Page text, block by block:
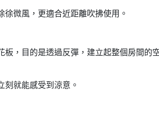
微風，更適合近距離吹拂使用。
板，目的是透過反彈，建立起整個房間的
刻就能感受到涼意。